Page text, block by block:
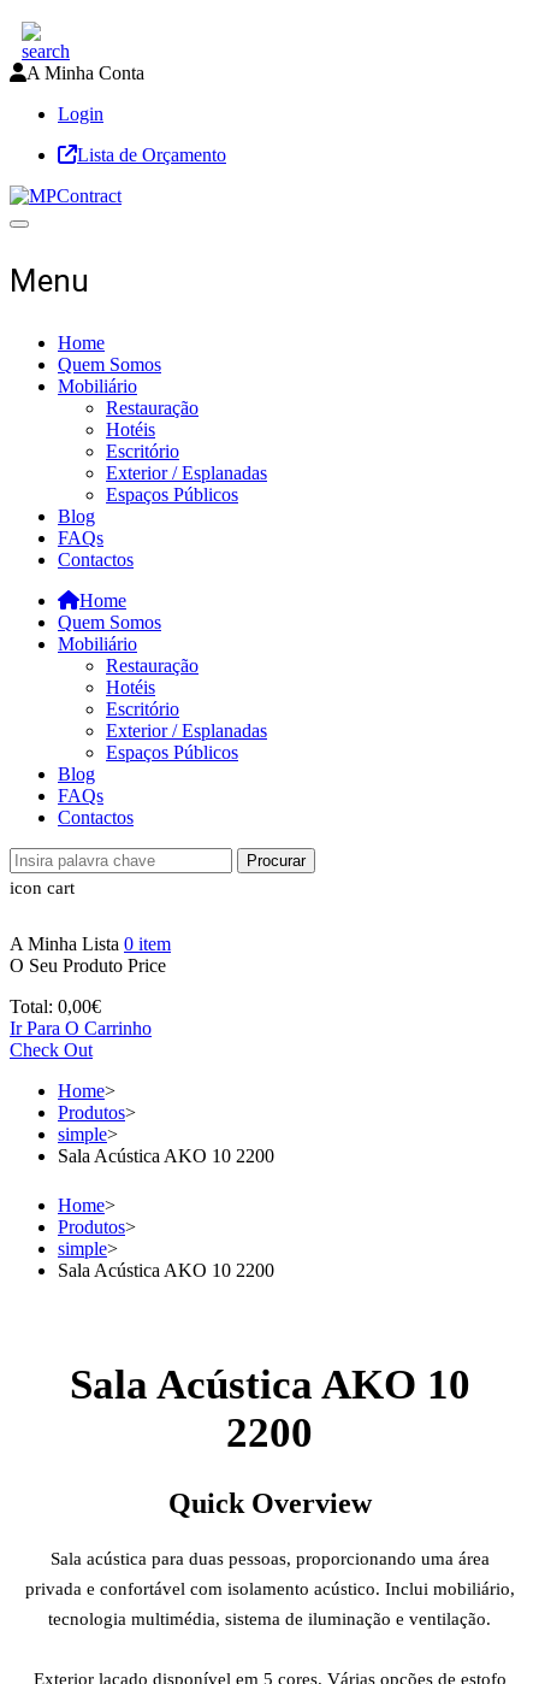
A Minha Conta
Login
Lista de Orçamento
Toggle navigation
Menu
Home
Quem Somos
Mobiliário
Restauração
Hotéis
Escritório
Exterior / Esplanadas
Espaços Públicos
Blog
FAQs
Contactos
Home
Quem Somos
Mobiliário
Restauração
Hotéis
Escritório
Exterior / Esplanadas
Espaços Públicos
Blog
FAQs
Contactos
Procurar
icon cart
A Minha Lista 0 item
O Seu Produto Price
Total: 0,00€
Ir Para O Carrinho
Check Out
Home>
Produtos>
simple>
Sala Acústica AKO 10 2200
Home>
Produtos>
simple>
Sala Acústica AKO 10 2200
Sala Acústica AKO 10
2200
Quick Overview
Sala acústica para duas pessoas, proporcionando uma área
privada e confortável com isolamento acústico. Inclui mobiliário,
tecnologia multimédia, sistema de iluminação e ventilação.
Exterior lacado disponível em 5 cores. Várias opções de estofo